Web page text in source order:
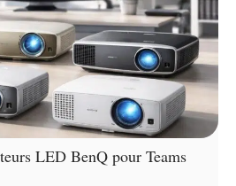
LED BenQ pour Teams